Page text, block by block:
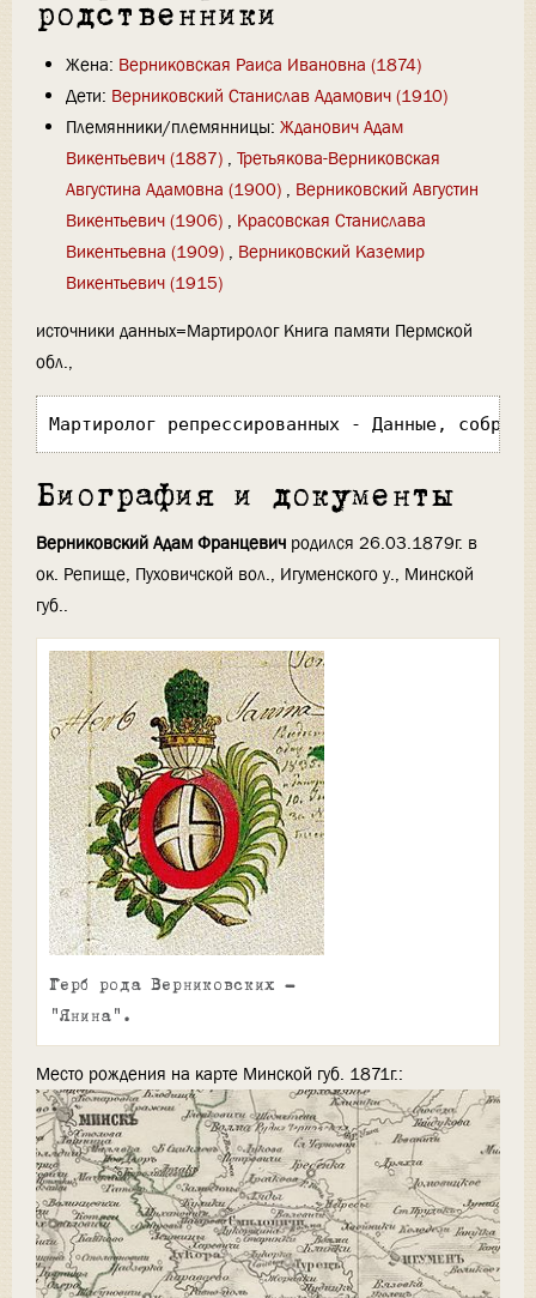
родственники
Жена: Верниковская Раиса Ивановна (1874)
Дети: Верниковский Станислав Адамович (1910)
Племянники/племянницы: Жданович Адам
Викентьевич (1887), Третьякова-Верниковская
Августина Адамовна (1900), Верниковский Августин
Викентьевич (1906), Красовская Станислава
Викентьевна (1909), Верниковский Каземир
Викентьевич (1915)
источники данных=Мартиролог Книга памяти Пермской
обл.,
Мартиролог репрессированных - Данные,
Биография и документы
Верниковский Адам Францевич родился 26.03.1879г. в
ок. Репище, Пуховичской вол., Игуменского у., Минской
губ..
Герб рода Верниковских -
"Янина".
Место рождения на карте Минской губ. 1871г.: